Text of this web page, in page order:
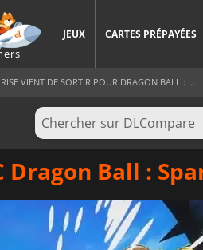
JEUX CARTES PRÉPAYÉES
VIENT DE SORTIR POUR DRAGON BALL : ...
Dragon Ball :